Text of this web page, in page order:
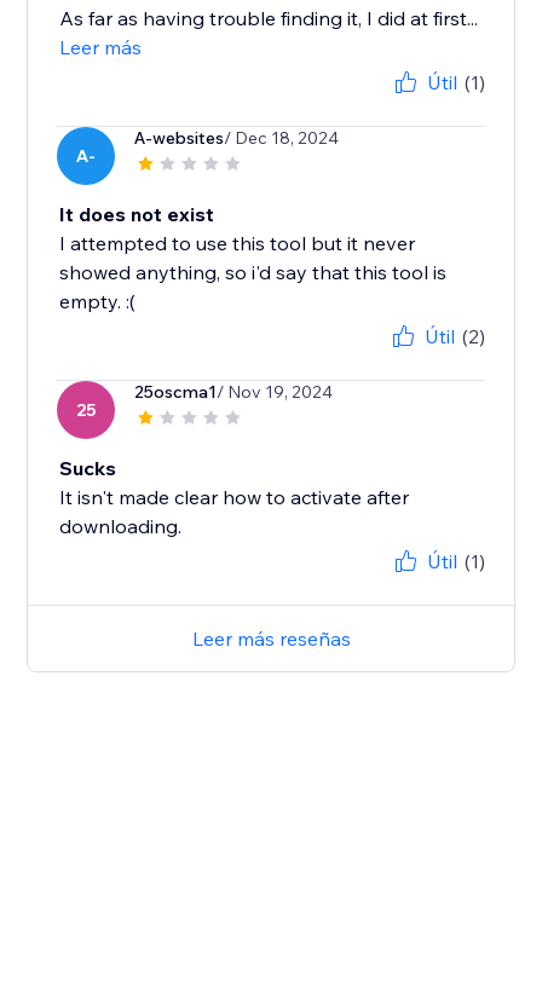
As far as having trouble finding it, I did at first...
Leer más
Útil (1)
A-
A-websites/ Dec 18, 2024
It does not exist
I attempted to use this tool but it never
showed anything, so i'd say that this tool is
empty. :(
Útil (2)
25
25oscma1/ Nov 19, 2024
Sucks
It isn't made clear how to activate after
downloading.
Útil (1)
Leer más reseñas